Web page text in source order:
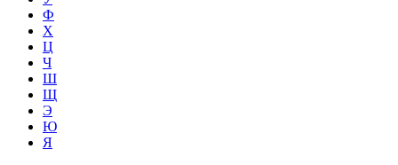
Ф
Х
Ц
Ч
Ш
Щ
Э
Ю
Я